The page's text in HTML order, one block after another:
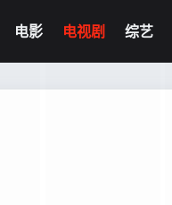
电影 电视剧 综艺